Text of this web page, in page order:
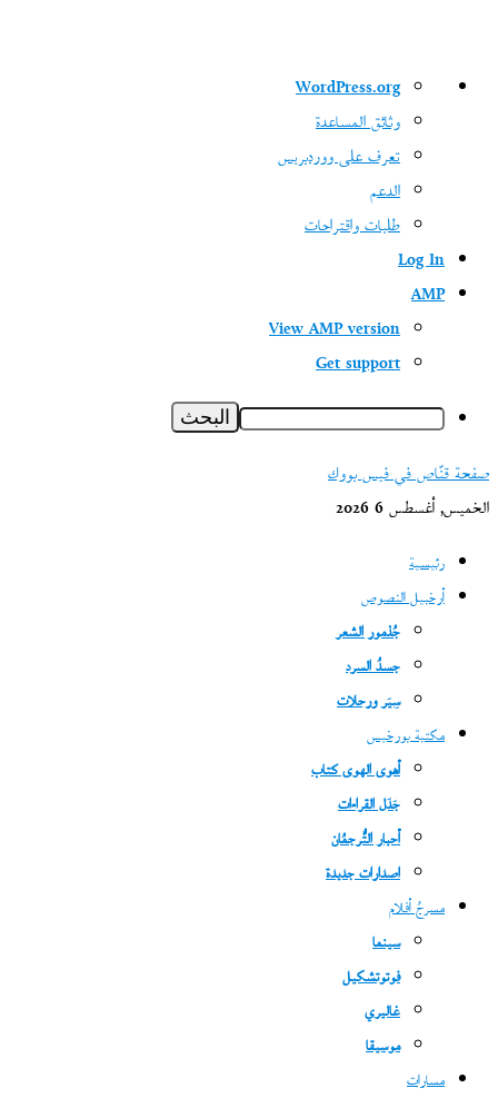
ووردبريس
WordPress.org
وثائق المساعدة
تعرف على ووردبريس
الدعم
طلبات واقتراحات
Log In
AMP
View AMP version
Get support
البحث
صفحة قنّاص في فيس بووك
الخميس, أغسطس 6 2026
رئيسية
أرخبيل النصوص
جُذمور الشعر
جسدُ السرد
سِيَر ورحلات
مكتبة بورخيس
أهوى الهوى كتاب
جَدَل القراءات
أحبار التُّرجمُان
اصدارات جديدة
مسرحُ أفلام
سينما
فوتوتشكيل
غاليري
موسيقا
مسارات